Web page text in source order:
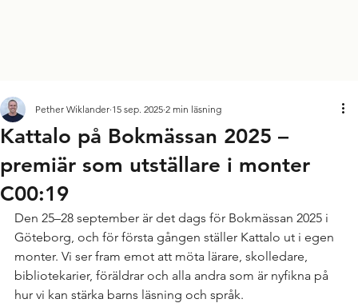
Kattalo på Bokmässan 2025 –
premiär som utställare i monter
C00:19
Pether Wiklander 15 sep. 2025 2 min läsning
Den 25–28 september är det dags för Bokmässan 2025 i
Göteborg, och för första gången ställer Kattalo ut i egen
monter. Vi ser fram emot att möta lärare, skolledare,
bibliotekarier, föräldrar och alla andra som är nyfikna på
hur vi kan stärka barns läsning och språk.